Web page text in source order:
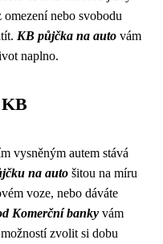
nebo svobodu
KB půjčka na auto vám
naplno.
vysněným autem stává
na auto šitou na míru
voze, nebo dáváte
Komerční banky vám
zvolit si dobu